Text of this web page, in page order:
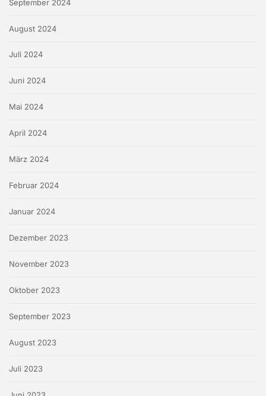
September 2024
August 2024
Juli 2024
Juni 2024
Mai 2024
April 2024
März 2024
Februar 2024
Januar 2024
Dezember 2023
November 2023
Oktober 2023
September 2023
August 2023
Juli 2023